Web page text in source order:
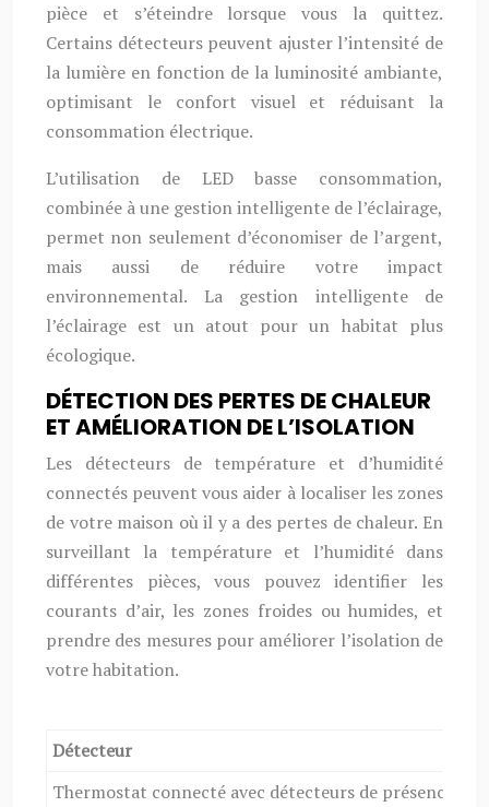
pièce et s’éteindre lorsque vous la quittez.
Certains détecteurs peuvent ajuster l’intensité de
la lumière en fonction de la luminosité ambiante,
optimisant le confort visuel et réduisant la
consommation électrique.
L’utilisation de LED basse consommation,
combinée à une gestion intelligente de l’éclairage,
permet non seulement d’économiser de l’argent,
mais aussi de réduire votre impact
environnemental. La gestion intelligente de
l’éclairage est un atout pour un habitat plus
écologique.
DÉTECTION DES PERTES DE CHALEUR
ET AMÉLIORATION DE L’ISOLATION
Les détecteurs de température et d’humidité
connectés peuvent vous aider à localiser les zones
de votre maison où il y a des pertes de chaleur. En
surveillant la température et l’humidité dans
différentes pièces, vous pouvez identifier les
courants d’air, les zones froides ou humides, et
prendre des mesures pour améliorer l’isolation de
votre habitation.
Détecteur
Thermostat connecté avec détecteurs de présence